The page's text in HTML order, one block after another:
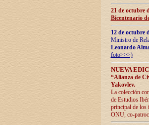
21 de octubre
Bicentenario
12 de octubre
Ministro de
Leonardo
foto>>>)
NUEVA
“Alianza de
Yakovlev.
La colección
de Estudios
principal de los
ONU, co-